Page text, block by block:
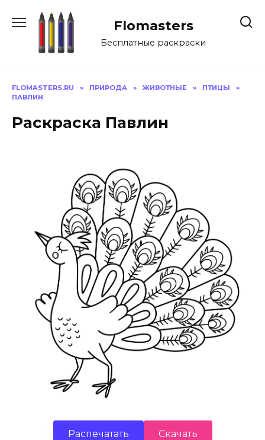
Flomasters
Бесплатные раскраски
FLOMASTERS.RU » ПРИРОДА » ЖИВОТНЫЕ » ПТИЦЫ
»
ПАВЛИН
Раскраска Павлин
Распечатать Скачать